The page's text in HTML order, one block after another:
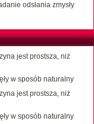
odsłania zmysły
jest prostsza, niż
w sposób naturalny
jest prostsza, niż
w sposób naturalny